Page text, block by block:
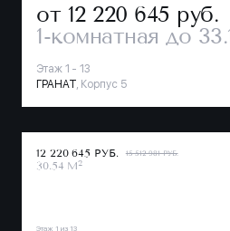
от 12 220 645 руб.
1-комнатнаядо
Этаж 1 - 13
ГРАНАТ, Корпус 5
12 220 645 РУБ. 15 512 981 РУБ.
30.54 М2
Этаж 1 из 13